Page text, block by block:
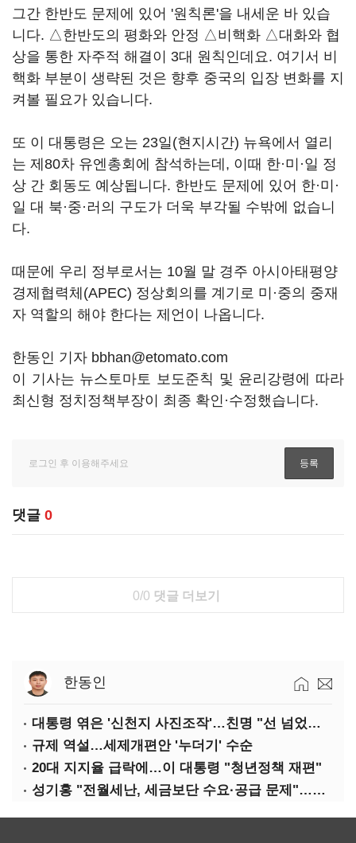
그간 한반도 문제에 있어 '원칙론'을 내세운 바 있습
니다. △한반도의 평화와 안정 △비핵화 △대화와 협
상을 통한 자주적 해결이 3대 원칙인데요. 여기서 비
핵화 부분이 생략된 것은 향후 중국의 입장 변화를 지
켜볼 필요가 있습니다.
또 이 대통령은 오는 23일(현지시간) 뉴욕에서 열리
는 제80차 유엔총회에 참석하는데, 이때 한·미·일 정
상 간 회동도 예상됩니다. 한반도 문제에 있어 한·미·
일 대 북·중·러의 구도가 더욱 부각될 수밖에 없습니
다.
때문에 우리 정부로서는 10월 말 경주 아시아태평양
경제협력체(APEC) 정상회의를 계기로 미·중의 중재
자 역할의 해야 한다는 제언이 나옵니다.
한동인 기자 bbhan@etomato.com
이 기사는 뉴스토마토 보도준칙 및 윤리강령에 따라
최신형 정치정책부장이 최종 확인·수정했습니다.
댓글 0
0/0 댓글 더보기
한동인
대통령 엮은 '신천지 사진조작'…친명 "선 넘었다" 격앙
규제 역설…세제개편안 '누더기' 수순
20대 지지율 급락에…이 대통령 "청년정책 재편"
성기홍 "전월세난, 세금보단 수요·공급 문제"…닥공 시사